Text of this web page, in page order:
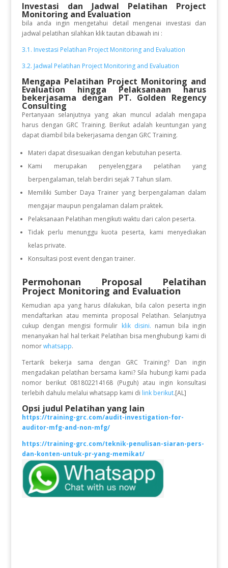
Investasi dan Jadwal Pelatihan Project
Monitoring and Evaluation
bila anda ingin mengetahui detail mengenai investasi dan
jadwal pelatihan silahkan klik tautan dibawah ini :
3.1. Investasi Pelatihan Project Monitoring and Evaluation
3.2. Jadwal Pelatihan Project Monitoring and Evaluation
Mengapa Pelatihan Project Monitoring and
Evaluation hingga Pelaksanaanharus
bekerjasama dengan PT. Golden Regency
Consulting
Pertanyaan selanjutnya yang akan muncul adalah mengapa
harus dengan GRC Training. Berikut adalah keuntungan yang
dapat diambil bila bekerjasama dengan GRC Training.
Materi dapat disesuaikan dengan kebutuhan peserta.
Kami merupakan penyelenggara pelatihan yang
berpengalaman, telah berdiri sejak 7 Tahun silam.
Memiliki Sumber Daya Trainer yang berpengalaman dalam
mengajar maupun pengalaman dalam praktek.
Pelaksanaan Pelatihan mengikuti waktu dari calon peserta.
Tidak perlu menunggu kuota peserta, kami menyediakan
kelas private.
Konsultasi post event dengan trainer.
Permohonan Proposal Pelatihan
Project Monitoring and Evaluation
Kemudian apa yang harus dilakukan, bila calon peserta ingin
mendaftarkan atau meminta proposal Pelatihan. Selanjutnya
cukup dengan mengisi formulir klik disini. namun bila ingin
menanyakan hal hal terkait Pelatihan bisa menghubungi kami di
nomor whatsapp.
Tertarik bekerja sama dengan GRC Training? Dan ingin
mengadakan pelatihan bersama kami? Sila hubungi kami pada
nomor berikut 081802214168 (Puguh) atau ingin konsultasi
terlebih dahulu melalui whatsapp kami di link berikut.[AL]
Opsi judul Pelatihan yang lain
https://training-grc.com/audit-investigation-for-
auditor-mfg-and-non-mfg/
https://training-grc.com/teknik-penulisan-siaran-pers-
dan-konten-untuk-pr-yang-memikat/